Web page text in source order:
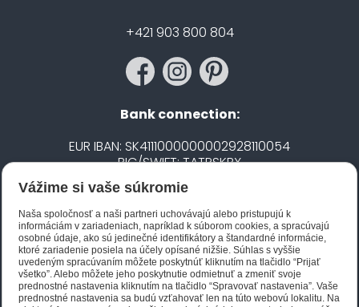
+421 903 800 804
Bank connection:
EUR IBAN: SK4111000000002928110054
BIC/SWIFT: TATRSKBX
CZK IBAN: CZ5020100000002101752606
BIC/SWIFT: FIOBCZPPXXX
Biano STAR
Vážime si vaše súkromie
Naša spoločnosť a naši partneri uchovávajú alebo pristupujú k
informáciám v zariadeniach, napríklad k súborom cookies, a spracúvajú
osobné údaje, ako sú jedinečné identifikátory a štandardné informácie,
ktoré zariadenie posiela na účely opísané nižšie. Súhlas s vyššie
uvedeným spracúvaním môžete poskytnúť kliknutím na tlačidlo “Prijať
všetko”. Alebo môžete jeho poskytnutie odmietnuť a zmeniť svoje
prednostné nastavenia kliknutím na tlačidlo “Spravovať nastavenia”. Vaše
prednostné nastavenia sa budú vzťahovať len na túto webovú lokalitu. Na